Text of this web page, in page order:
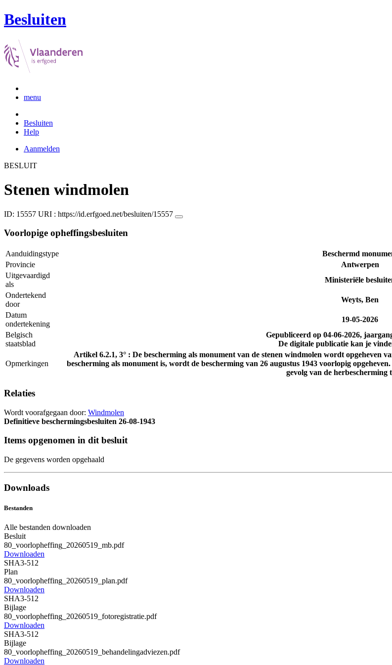
Besluiten
menu
Besluiten
Help
Aanmelden
BESLUIT
Stenen windmolen
ID: 15557 URI : https://id.erfgoed.net/besluiten/15557
Voorlopige opheffingsbesluiten
Aanduidingstype
Beschermd
Provincie
Antwerpen
Uitgevaardigd
als
Ministeriële
Ondertekend
door
Weyts, Ben
Datum
ondertekening
19-05-2026
Belgisch
staatsblad
Gepubliceerd op 04-06-2026,
De digitale publicatie kan je
Opmerkingen
Artikel 6.2.1, 3° : De bescherming als monument van de stenen windmolen wordt opgeheven
bescherming als monument is, wordt de bescherming van 26 augustus 1943 voorlopig
gevolg van de herbescherming
Relaties
Wordt voorafgegaan door: Windmolen
Definitieve beschermingsbesluiten 26-08-1943
Items opgenomen in dit besluit
De gegevens worden opgehaald
Downloads
Bestanden
Alle bestanden downloaden
Besluit
80_voorlopheffing_20260519_mb.pdf
Downloaden
SHA3-512
Plan
80_voorlopheffing_20260519_plan.pdf
Downloaden
SHA3-512
Bijlage
80_voorlopheffing_20260519_fotoregistratie.pdf
Downloaden
SHA3-512
Bijlage
80_voorlopheffing_20260519_behandelingadviezen.pdf
Downloaden